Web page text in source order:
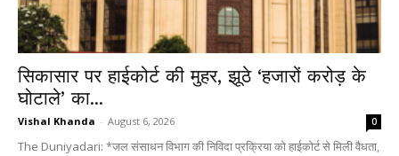
सिकासार पर हाईकोर्ट की मुहर, झूठे ‘हजारों करोड़ के
घोटाले’ का...
Vishal Khanda - August 6, 2026 0
The Duniyadari: *जल संसाधन विभाग की निविदा प्रक्रिया को हाईकोर्ट से मिली वैधता,